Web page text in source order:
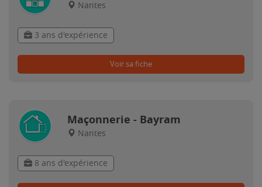
Nantes
3 ans d'expérience
Voir sa fiche
Maçonnerie - Bayram
Nantes
8 ans d'expérience